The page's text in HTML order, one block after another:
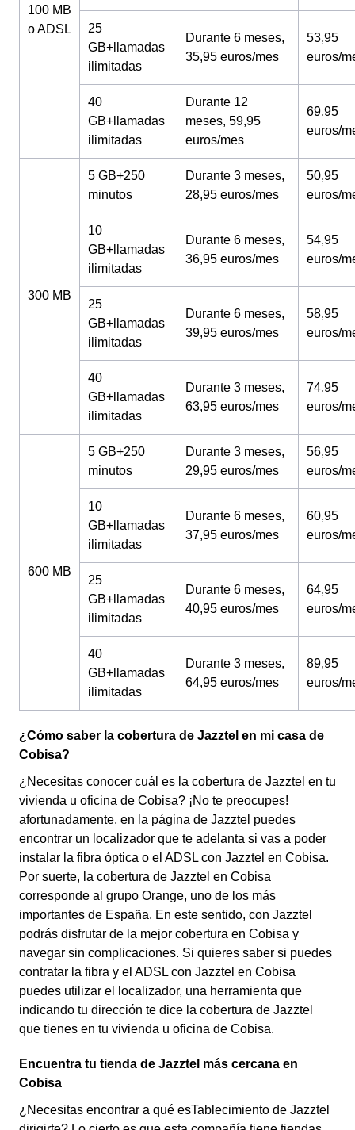
100 MB
o ADSL
25
GB+llamadas
ilimitadas
Durante 6 meses,
35,95 euros/mes
53,95
euros/
40
GB+llamadas
ilimitadas
Durante 12
meses, 59,95
euros/mes
69,95
euros/
300 MB
5 GB+250
minutos
Durante 3 meses,
28,95 euros/mes
50,95
euros/
10
GB+llamadas
ilimitadas
Durante 6 meses,
36,95 euros/mes
54,95
euros/
25
GB+llamadas
ilimitadas
Durante 6 meses,
39,95 euros/mes
58,95
euros/
40
GB+llamadas
ilimitadas
Durante 3 meses,
63,95 euros/mes
74,95
euros/
600 MB
5 GB+250
minutos
Durante 3 meses,
29,95 euros/mes
56,95
euros/
10
GB+llamadas
ilimitadas
Durante 6 meses,
37,95 euros/mes
60,95
euros/
25
GB+llamadas
ilimitadas
Durante 6 meses,
40,95 euros/mes
64,95
euros/
40
GB+llamadas
ilimitadas
Durante 3 meses,
64,95 euros/mes
89,95
euros/
¿Cómo saber la cobertura de Jazztel en mi casa de
Cobisa?
¿Necesitas conocer cuál es la cobertura de Jazztel en tu
vivienda u oficina de Cobisa? ¡No te preocupes!
afortunadamente, en la página de Jazztel puedes
encontrar un localizador que te adelanta si vas a poder
instalar la fibra óptica o el ADSL con Jazztel en Cobisa.
Por suerte, la cobertura de Jazztel en Cobisa
corresponde al grupo Orange, uno de los más
importantes de España. En este sentido, con Jazztel
podrás disfrutar de la mejor cobertura en Cobisa y
navegar sin complicaciones. Si quieres saber si puedes
contratar la fibra y el ADSL con Jazztel en Cobisa
puedes utilizar el localizador, una herramienta que
indicando tu dirección te dice la cobertura de Jazztel
que tienes en tu vivienda u oficina de Cobisa.
Encuentra tu tienda de Jazztel más cercana en
Cobisa
¿Necesitas encontrar a qué esTablecimiento de Jazztel